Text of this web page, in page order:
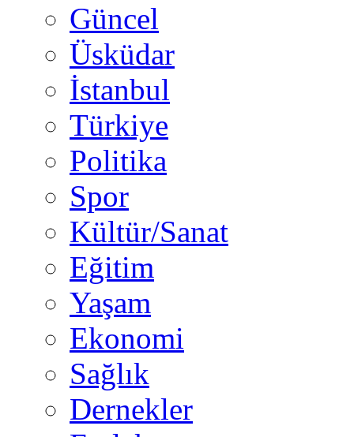
Güncel
Üsküdar
İstanbul
Türkiye
Politika
Spor
Kültür/Sanat
Eğitim
Yaşam
Ekonomi
Sağlık
Dernekler